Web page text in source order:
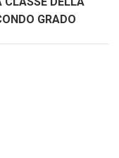
GRADO